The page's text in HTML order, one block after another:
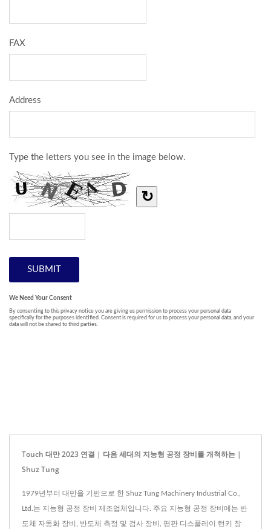
Touch 대만 2023 연결 | 다음 세대의 지능형 공정 장비를 개척하는 |
Shuz Tung
1979년부터 대만을 기반으로 한 Shuz Tung Machinery Industrial Co.,
Ltd.는 지능형 공정 장비 제조업체입니다. 주요 지능형 공정 장비에는 반
도체 자동화 장비, 반도체 측정 및 검사 장비, 평판 디스플레이 턴키 장